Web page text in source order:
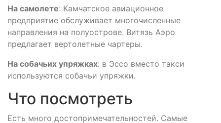
На самолете: Камчатское авиационное
предприятие обслуживает многочисленные
направления на полуострове. Витязь Аэро
предлагает вертолетные чартеры.
На собачьих упряжках: в Эссо вместо такси
используются собачьи упряжки.
Что посмотреть
Есть много достопримечательностей. Самые